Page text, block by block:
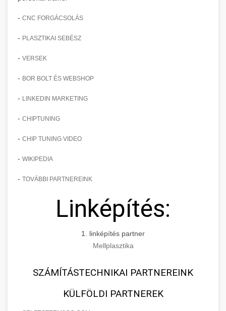
- CNC FORGÁCSOLÁS
- PLASZTIKAI SEBÉSZ
- VERSEK
- BOR BOLT ÉS WEBSHOP
- LINKEDIN MARKETING
- CHIPTUNING
- CHIP TUNING VIDEO
- WIKIPEDIA
- TOVÁBBI PARTNEREINK
Linképítés:
1. linképítés partner
Mellplasztika
SZÁMÍTÁSTECHNIKAI PARTNEREINK
KÜLFÖLDI PARTNEREK